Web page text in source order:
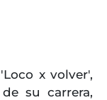
x volver',
su carrera,